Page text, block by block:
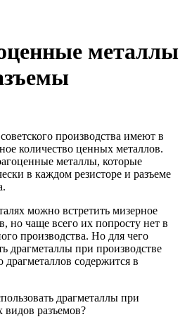
металлы
производства имеют в
количество ценных металлов.
металлы, которые
в каждом резисторе и разъеме
можно встретить мизерное
но чаще всего их попросту нет в
производства. Но для чего
драгметаллы при производстве
драгметаллов содержится в
драгметаллы при
видов разъемов?